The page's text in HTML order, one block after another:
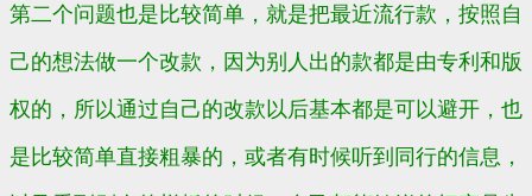
第二个问题也是比较简单，就是把最近流行款，按照自
己的想法做一个改款，因为别人出的款都是由专利和版
权的，所以通过自己的改款以后基本都是可以避开，也
是比较简单直接粗暴的，或者有时候听到同行的信息，